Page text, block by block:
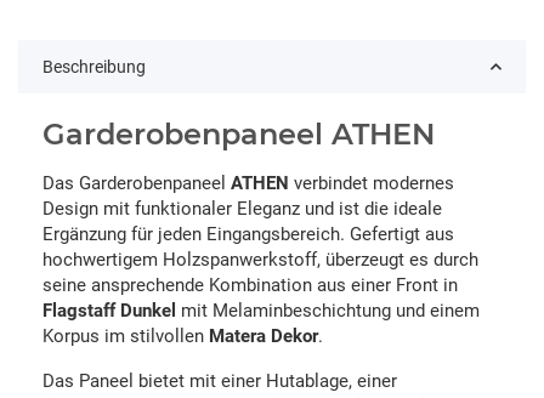
Beschreibung
Garderobenpaneel ATHEN
Das Garderobenpaneel ATHEN verbindet modernes
Design mit funktionaler Eleganz und ist die ideale
Ergänzung für jeden Eingangsbereich. Gefertigt aus
hochwertigem Holzspanwerkstoff, überzeugt es durch
seine ansprechende Kombination aus einer Front in
Flagstaff Dunkel mit Melaminbeschichtung und einem
Korpus im stilvollen Matera Dekor.
Das Paneel bietet mit einer Hutablage, einer